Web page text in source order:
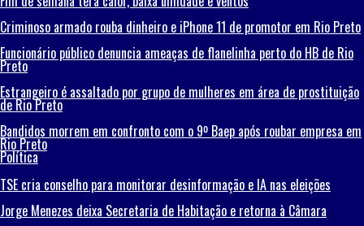
Criminoso armado rouba dinheiro e iPhone 11 de promotor em Rio Preto
Funcionário público denuncia ameaças de flanelinha perto do HB de Rio
Preto
Estrangeiro é assaltado por grupo de mulheres em área de prostituição
de Rio Preto
Bandidos morrem em confronto com o 9º Baep após roubar empresa em
Rio Preto
Política
TSE cria conselho para monitorar desinformação e IA nas eleições
Jorge Menezes deixa Secretaria de Habitação e retorna à Câmara